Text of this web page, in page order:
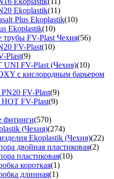
Ekoplastik(11)
Plus Ekoplastik(10)
Ekoplastik(10)
FV-Plast Чехия(56)
FV-Plast(10)
Plast(9)
UNI FV-Plast (Чехия)(10)
с кислородным барьером
FV-Plast(9)
FV-Plast(9)
фитинги(570)
(Чехия)(274)
Ekoplastik (Чехия)(22)
двойная пластиковая(2)
пластиковая(10)
короткая(1)
длинная(1)